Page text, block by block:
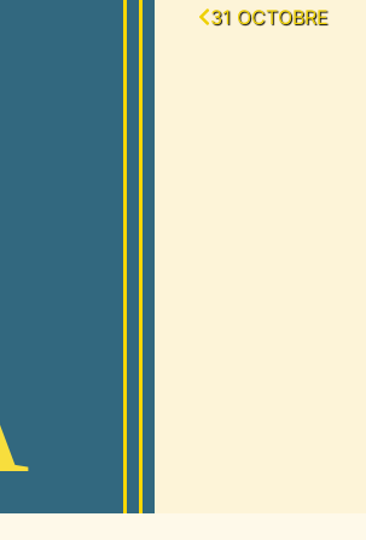
31 OCTOBRE